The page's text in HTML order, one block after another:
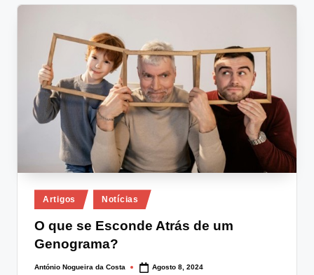
u
t
Posted
in
Artigos Notícias
O que se Esconde Atrás de um
Genograma?
Posted
António Nogueira da Costa Agosto 8, 2024